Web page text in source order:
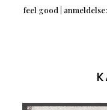
feel good |